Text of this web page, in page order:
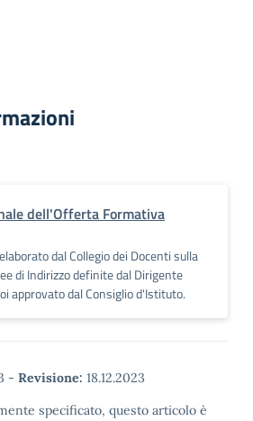
dell'Offerta Formativa
dal Collegio dei Docenti sulla
di Indirizzo definite dal Dirigente
approvato dal Consiglio d'Istituto.
- Revisione: 18.12.2023
specificato, questo articolo è